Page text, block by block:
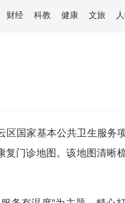
财经 科教 健康 文旅
国家基本公共卫生服务
门诊地图。该地图清晰